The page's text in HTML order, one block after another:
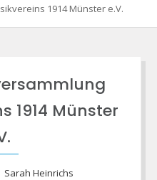
1914 Münster e.V.
1914 Münster
Sarah Heinrichs